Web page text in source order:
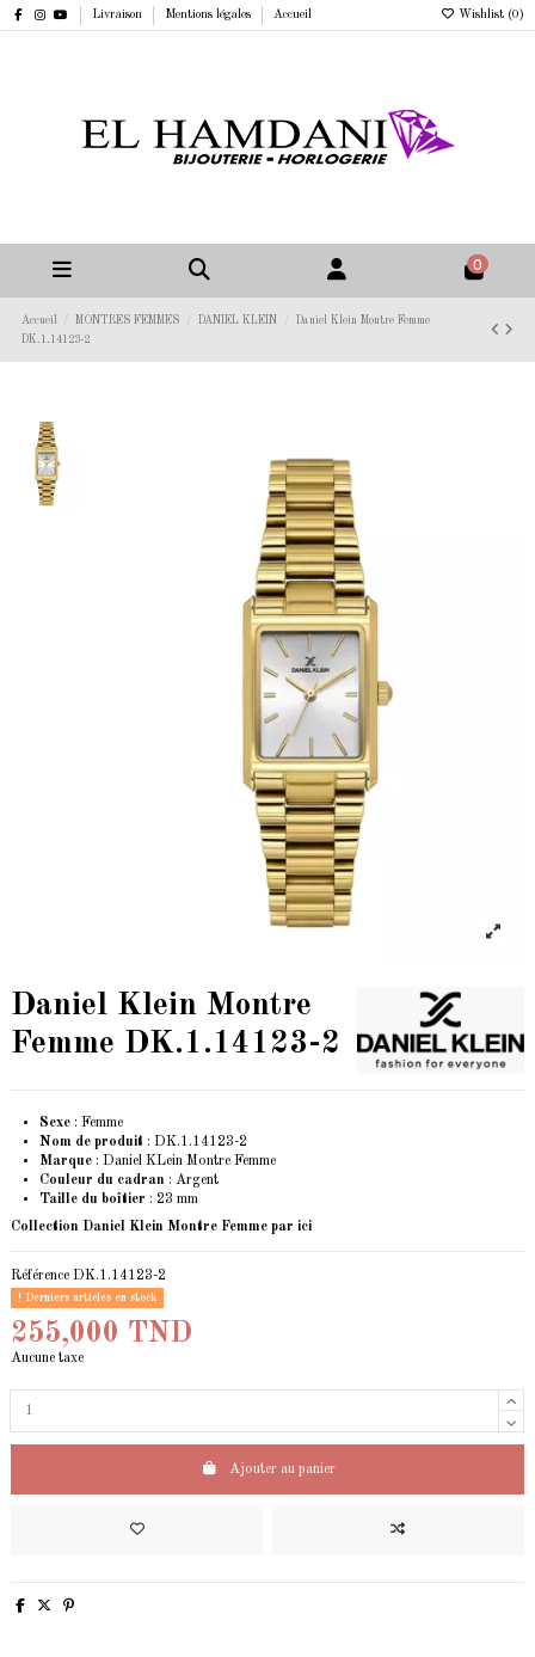
Livraison Mentions légales Accueil Wishlist (0 )
0
Accueil MONTRES FEMMES DANIEL KLEIN
Daniel Klein Montre Femme
DK.1.14123-2
Daniel Klein Montre
Femme DK.1.14123-2
Sexe : Femme
Nom de produit : DK.1.14123-2
Marque : Daniel KLein Montre Femme
Couleur du cadran : Argent
Taille du boîtier : 23 mm
Collection Daniel Klein Montre Femme par ici
Référence DK.1.14123-2
Derniers articles en stock
255,000 TND
Aucune taxe
Ajouter au panier